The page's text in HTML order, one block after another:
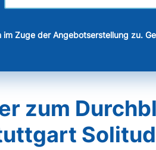
Zuge der Angebotserstellung zu.
zum